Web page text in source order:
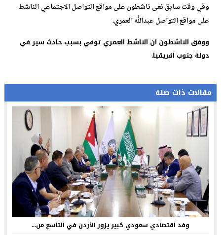
وفي وقت سابق نعى ناشطون على مواقع التواصل الاجتماعي الناشط
على مواقع التواصل عبدالله العمري.
ووفق الناشطون ان الناشط العمري توفي بسبب حادث سير في
دولة جنوب افريقيا.
مقالات ذات صلة
وفد اقتصادي سعودي كبير يزور الأردن في التاسع من...